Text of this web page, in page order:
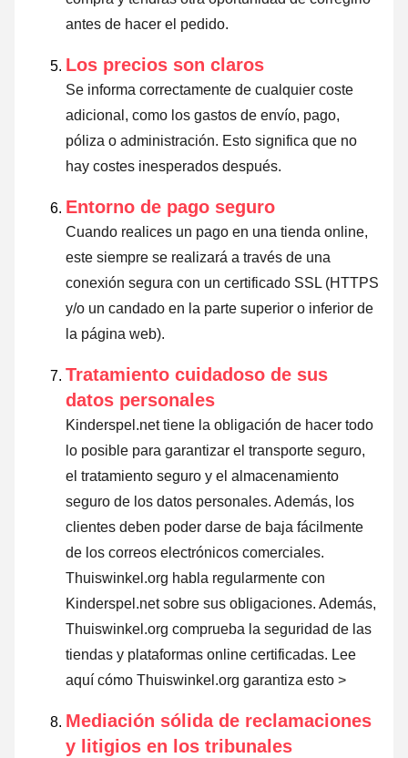
antes de hacer el pedido.
Los precios son claros
Se informa correctamente de cualquier coste
adicional, como los gastos de envío, pago,
póliza o administración. Esto significa que no
hay costes inesperados después.
Entorno de pago seguro
Cuando realices un pago en una tienda online,
este siempre se realizará a través de una
conexión segura con un certificado SSL (HTTPS
y/o un candado en la parte superior o inferior de
la página web).
Tratamiento cuidadoso de sus
datos personales
Kinderspel.net tiene la obligación de hacer todo
lo posible para garantizar el transporte seguro,
el tratamiento seguro y el almacenamiento
seguro de los datos personales. Además, los
clientes deben poder darse de baja fácilmente
de los correos electrónicos comerciales.
Thuiswinkel.org habla regularmente con
Kinderspel.net sobre sus obligaciones. Además,
Thuiswinkel.org comprueba la seguridad de las
tiendas y plataformas online certificadas. Lee
aquí cómo Thuiswinkel.org garantiza esto >
Mediación sólida de reclamaciones
y litigios en los tribunales